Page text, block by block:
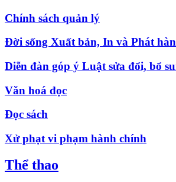
Chính sách quản lý
Đời sống Xuất bản, In và Phát
Diễn đàn góp ý Luật sửa đổi, bổ
Văn hoá đọc
Đọc sách
Xử phạt vi phạm hành chính
Thể thao